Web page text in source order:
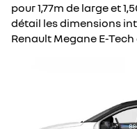
pour 1,77m de large et
détail les dimensions
Renault Megane E-